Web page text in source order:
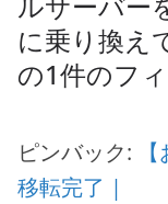
に乗り換え
の1件のフ
ピンバック:
移転完了 |